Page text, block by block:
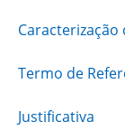
Caracterização
Termo de
Justificativa